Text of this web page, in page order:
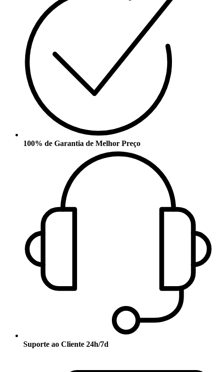
100% de Garantia de Melhor Preço
Suporte ao Cliente 24h/7d